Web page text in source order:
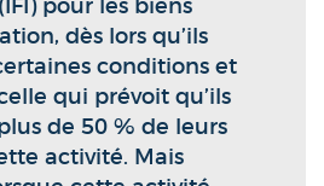
pour les biens
dès lors qu’ils
conditions et
qui prévoit qu’ils
de 50 % de leurs
activité. Mais